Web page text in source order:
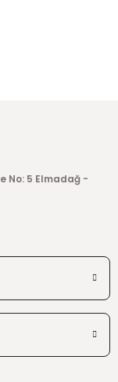
No: 5 Elmadağ -